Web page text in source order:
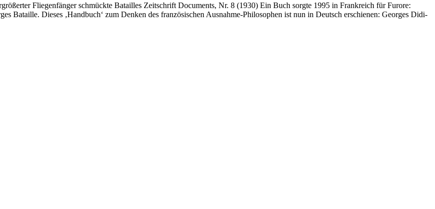
Fliegenfänger schmückte Batailles Zeitschrift Documents, Nr. 8 (1930) Ein Buch sorgte 1995 in Frankreich für Furore:
Bataille. Dieses ‚Handbuch‘ zum Denken des französischen Ausnahme-Philosophen ist nun in Deutsch erschienen: Georges Didi-